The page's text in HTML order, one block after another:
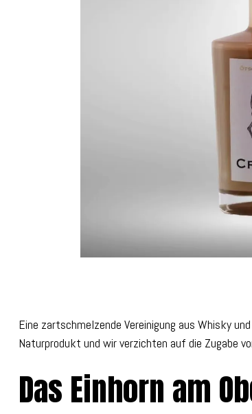
Eine zartschmelzende Vereinigung aus Whisky
Naturprodukt und wir verzichten auf die Zugabe
Das Einhorn am